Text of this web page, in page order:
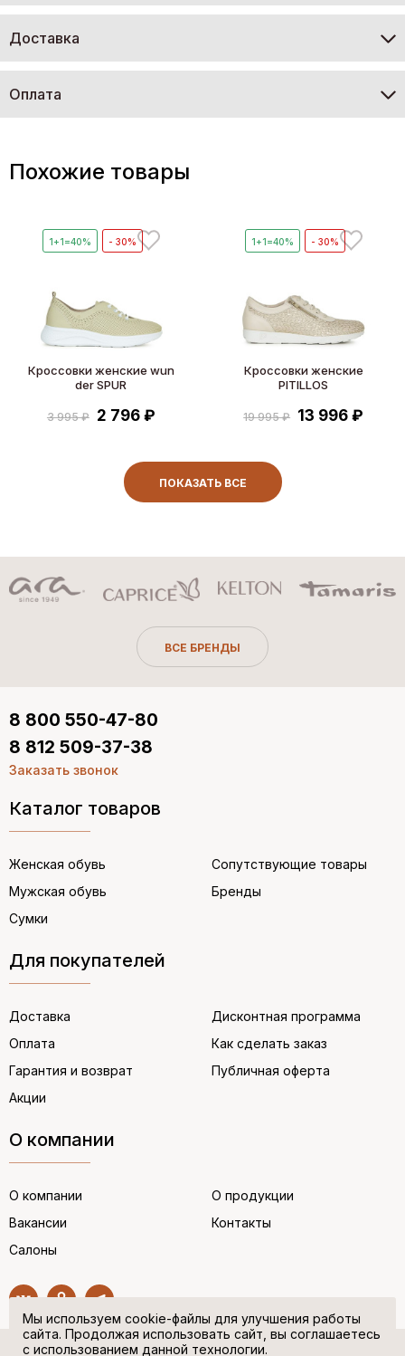
Доставка
Оплата
Похожие товары
1+1=40% - 30%
Кроссовки женские wun
der SPUR
3 995 ₽ 2 796 ₽
1+1=40% - 30%
Кроссовки женские
PITILLOS
19 995 ₽ 13 996 ₽
ПОКАЗАТЬ ВСЕ
ВСЕ БРЕНДЫ
Каталог товаров
Женская обувь
Мужская обувь
Сумки
Сопутствующие товары
Бренды
Для покупателей
Доставка
Оплата
Гарантия и возврат
Акции
Дисконтная программа
Как сделать заказ
Публичная оферта
О компании
О компании
Вакансии
Салоны
О продукции
Контакты
8 800 550-47-80
8 812 509-37-38
Заказать звонок
Мы используем cookie-файлы для улучшения работы
сайта. Продолжая использовать сайт, вы соглашаетесь
с использованием данной технологии.